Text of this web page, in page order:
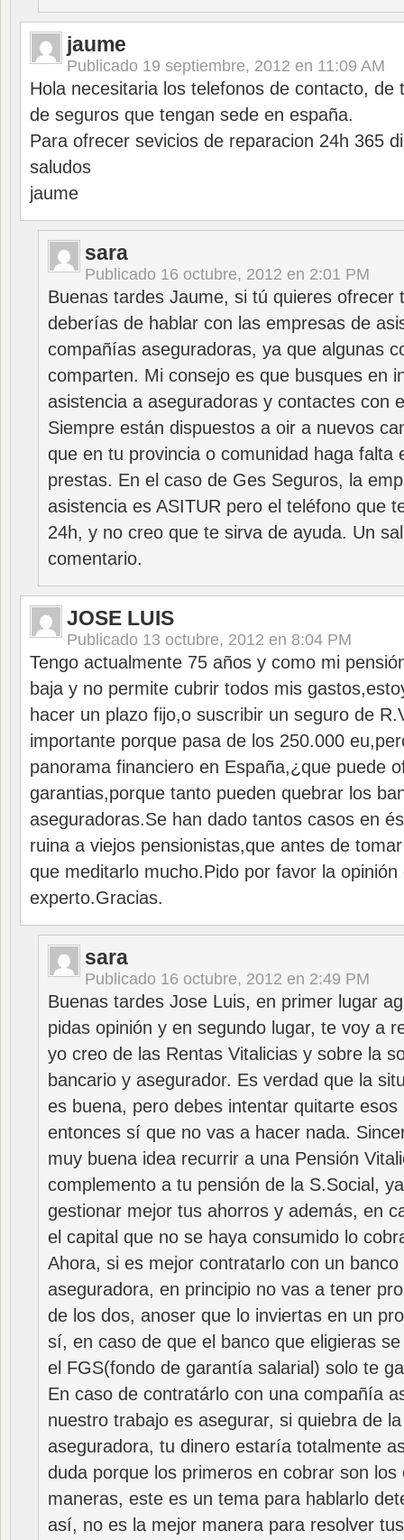
jaume
Publicado 19 septiembre, 2012 en 11:09 AM
Hola necesitaria los telefonos de contacto, de
de seguros que tengan sede en españa.
Para ofrecer sevicios de reparacion 24h 365
saludos
jaume
sara
Publicado 16 octubre, 2012 en 2:01 PM
Buenas tardes Jaume, si tú quieres ofrecer
deberías de hablar con las empresas de
compañías aseguradoras, ya que algunas
comparten. Mi consejo es que busques en
asistencia a aseguradoras y contactes con
Siempre están dispuestos a oir a nuevos
que en tu provincia o comunidad haga falta
prestas. En el caso de Ges Seguros, la
asistencia es ASITUR pero el teléfono que
24h, y no creo que te sirva de ayuda. Un
comentario.
JOSE LUIS
Publicado 13 octubre, 2012 en 8:04 PM
Tengo actualmente 75 años y como mi
baja y no permite cubrir todos mis
hacer un plazo fijo,o suscribir un seguro de
importante porque pasa de los 250.000
panorama financiero en España,¿que puede
garantias,porque tanto pueden quebrar los
aseguradoras.Se han dado tantos casos en
ruina a viejos pensionistas,que antes de
que meditarlo mucho.Pido por favor la opinión
experto.Gracias.
sara
Publicado 16 octubre, 2012 en 2:49 PM
Buenas tardes Jose Luis, en primer lugar
pidas opinión y en segundo lugar, te voy a
yo creo de las Rentas Vitalicias y sobre la
bancario y asegurador. Es verdad que la
es buena, pero debes intentar quitarte esos
entonces sí que no vas a hacer nada.
muy buena idea recurrir a una Pensión
complemento a tu pensión de la S.Social,
gestionar mejor tus ahorros y además, en
el capital que no se haya consumido lo
Ahora, si es mejor contratarlo con un banco
aseguradora, en principio no vas a tener
de los dos, anoser que lo inviertas en un
sí, en caso de que el banco que eligieras
el FGS(fondo de garantía salarial) solo te
En caso de contratárlo con una compañía
nuestro trabajo es asegurar, si quiebra de
aseguradora, tu dinero estaría totalmente
duda porque los primeros en cobrar son los
maneras, este es un tema para hablarlo
así, no es la mejor manera para resolver